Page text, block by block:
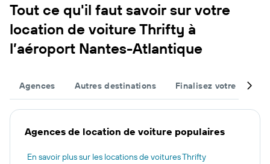
Tout ce qu'il faut savoir sur votre
location de voiture Thrifty à
l’aéroport Nantes-Atlantique
Agences Autres destinations Finalisez votre voyage
Agences de location de voiture populaires
En savoir plus sur les locations de voitures Thrifty